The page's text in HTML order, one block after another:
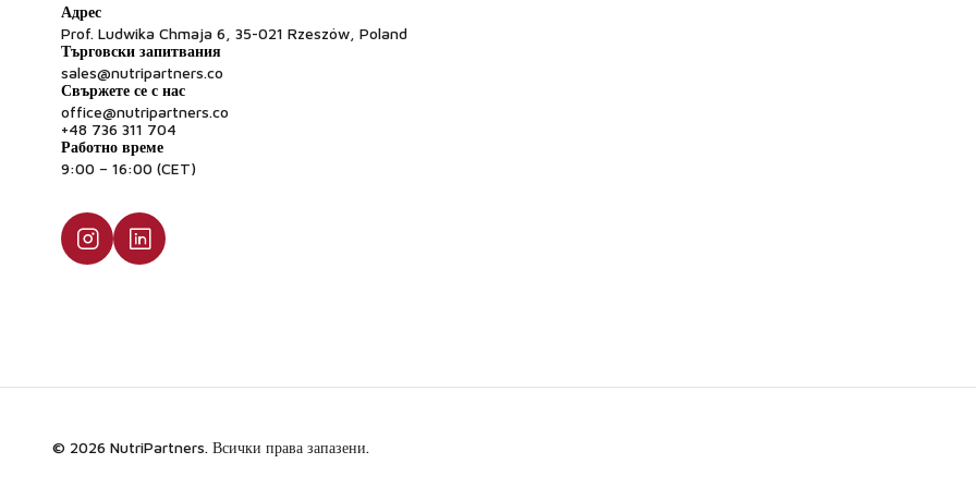
Адрес
Prof. Ludwika Chmaja 6, 35-021 Rzeszów, Poland
Търговски запитвания
sales@nutripartners.co
Свържете се с нас
office@nutripartners.co
+48 736 311 704
Работно време
9:00 – 16:00 (CET)
© 2026 NutriPartners. Всички права запазени.